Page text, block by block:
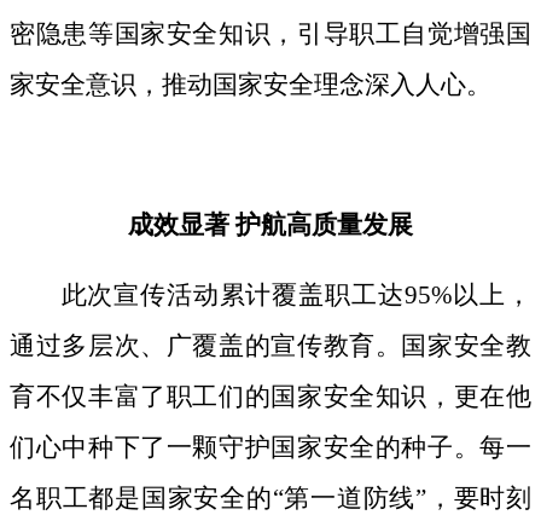
密隐患等国家安全知识，引导职工自觉增强国
家安全意识，推动国家安全理念深入人心。
成效显著护航高质量发展
此次宣传活动累计覆盖职工达95%以上，
通过多层次、广覆盖的宣传教育。国家安全教
育不仅丰富了职工们的国家安全知识，更在他
们心中种下了一颗守护国家安全的种子。每一
名职工都是国家安全的“第一道防线”，要时刻